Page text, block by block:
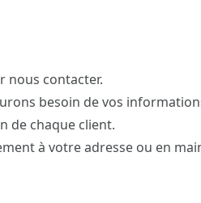
nous contacter.
besoin de vos
de chaque client.
à votre adresse ou en